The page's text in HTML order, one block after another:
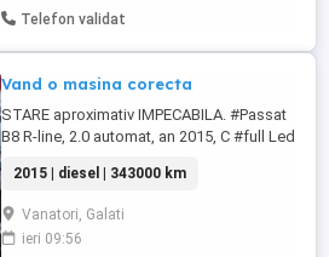
Telefon validat
Vand o masina corecta
STARE aproximativ IMPECABILA. #Passat
B8 R-line, 2.0 automat, an 2015, C #full Led
lumini interioare Led, lumini oglinzi Led.
#Proiectoare dupa viraj #Fallow me home
#start stop, Autohold #cockpit virtual,
#piele cu alcantara , #încălzire oglinzi,
2015 | diesel | 343000 km
Vanatori, Galati
ieri 09:56